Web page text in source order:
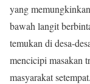
yang
bawah langit
temukan di desa-
mencicipi masakan
masyarakat setempat.